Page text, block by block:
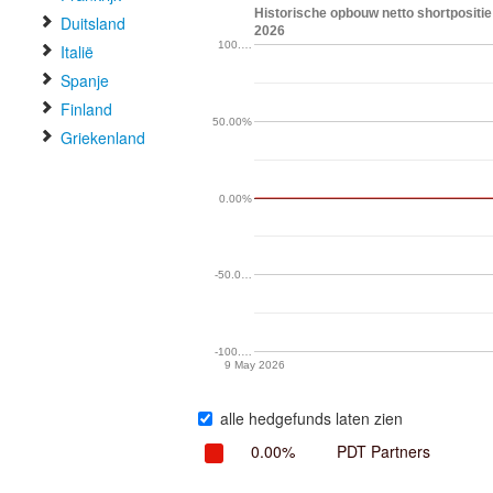
Duitsland
Italië
Spanje
Finland
Griekenland
Historische opbouw netto
2026
9 May 2026
-100.…
-50.0…
0.00%
50.00%
100.…
alle hedgefunds laten zien
0.00%
PDT Partners